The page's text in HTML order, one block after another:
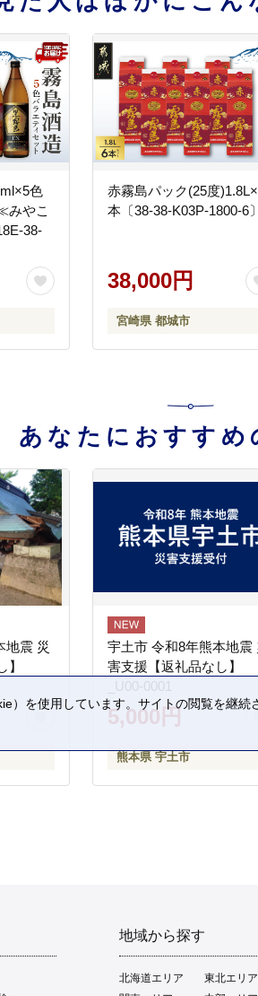
色
みやこ
38-
赤霧島パック(25度
本〔38-38-K03P-1800-6〕
38,000円
宮崎県 都城市
あなたにおすすめ
地震 災
宇土市 令和8年熊本地震
害支援【返礼品なし】
_U00-0001
5,000円
熊本県 宇土市
地域から探す
北海道エリア
東北エリア
を使用しています。サイトの閲覧を継続